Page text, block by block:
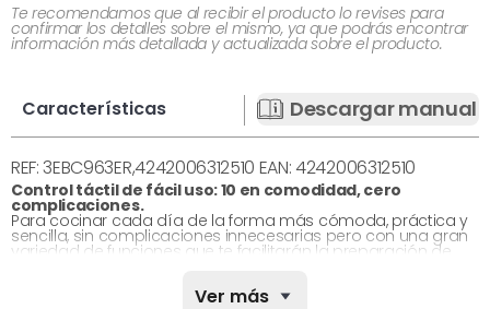
Te recomendamos que al recibir el producto lo revises para
confirmar los detalles sobre el mismo, ya que podrás encontrar
información más detallada y actualizada sobre el producto.
Características Descargar manual
REF: 3EBC963ER,4242006312510 EAN: 4242006312510
Control táctil de fácil uso: 10 en comodidad, cero
complicaciones.
Para cocinar cada día de la forma más cómoda, práctica y
sencilla, sin complicaciones innecesarias pero con una gran
variedad de funciones que te facilitarán la preparación de
zonas y potencias, y además, al encender la placa te lo
Ver más